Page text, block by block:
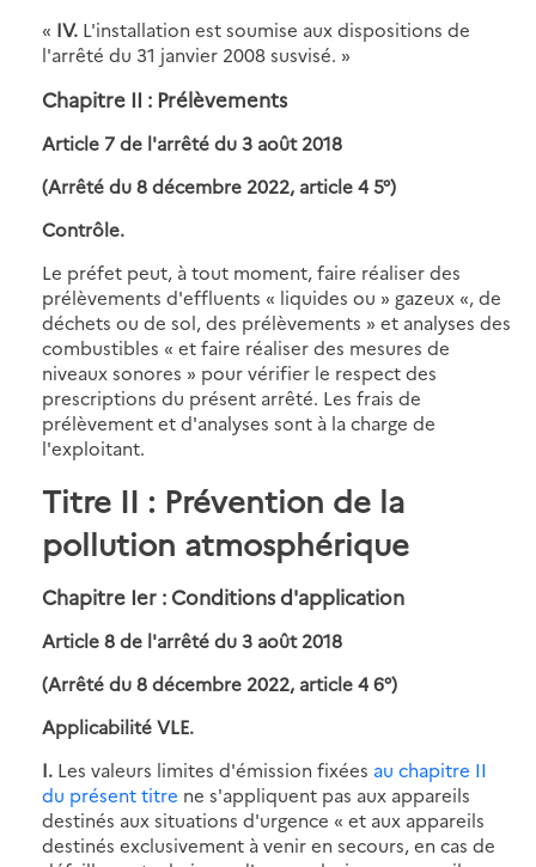
« IV. L'installation est soumise aux dispositions de
l'arrêté du 31 janvier 2008 susvisé. »
Chapitre II : Prélèvements
Article 7 de l'arrêté du 3 août 2018
(Arrêté du 8 décembre 2022, article 4 5°)
Contrôle.
Le préfet peut, à tout moment, faire réaliser des
prélèvements d'effluents « liquides ou » gazeux «, de
déchets ou de sol, des prélèvements » et analyses des
combustibles « et faire réaliser des mesures de
niveaux sonores » pour vérifier le respect des
prescriptions du présent arrêté. Les frais de
prélèvement et d'analyses sont à la charge de
l'exploitant.
Titre II : Prévention de la
pollution atmosphérique
Chapitre Ier : Conditions d'application
Article 8 de l'arrêté du 3 août 2018
(Arrêté du 8 décembre 2022, article 4 6°)
Applicabilité VLE.
I. Les valeurs limites d'émission fixées au chapitre II
du présent titre ne s'appliquent pas aux appareils
destinés aux situations d'urgence « et aux appareils
destinés exclusivement à venir en secours, en cas de